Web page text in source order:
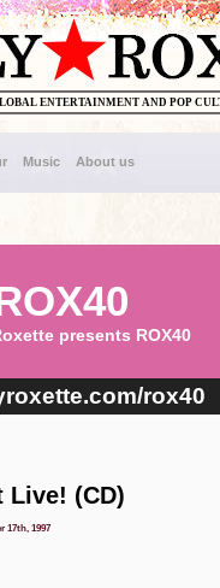
ENTERTAINMENT AND POP
Music About us
presents ROX40
rox40
Live! (CD)
17th, 1997